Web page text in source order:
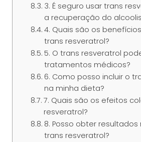
3. É seguro usar trans
a recuperação do
4. Quais são os
trans resveratrol?
5. O trans resveratrol
tratamentos médicos?
6. Como posso incluir o
na minha dieta?
7. Quais são os efeitos
resveratrol?
8. Posso obter
trans resveratrol?